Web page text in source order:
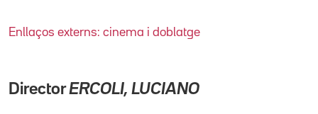
Enllaços externs: cinema i doblatge
DirectorERCOLI, LUCIANO